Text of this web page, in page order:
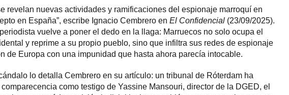
revelan nuevas actividades y ramificaciones del espionaje marroquí en
en España”, escribe Ignacio Cembrero en El Confidencial (23/09/2025).
vuelve a poner el dedo en la llaga: Marruecos no solo ocupa el
y reprime a su propio pueblo, sino que infiltra sus redes de espionaje
de Europa con una impunidad que hasta ahora parecía intocable.
lo detalla Cembrero en su artículo: un tribunal de Róterdam ha
como testigo de Yassine Mansouri, director de la DGED, el